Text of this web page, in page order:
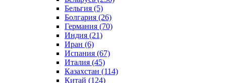
Бельгия (5)
Болгария (26)
Германия (70)
Индия (21)
Иран (6)
Испания (67)
Италия (45)
Казахстан (114)
Китай (124)